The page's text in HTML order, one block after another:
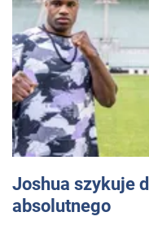
Joshua szykuje
absolutnego